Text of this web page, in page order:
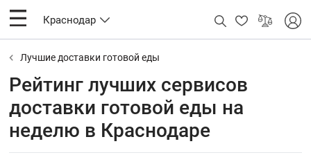
Краснодар
Лучшие доставки готовой еды
Рейтинг лучших сервисов
доставки готовой еды на
неделю в Краснодаре